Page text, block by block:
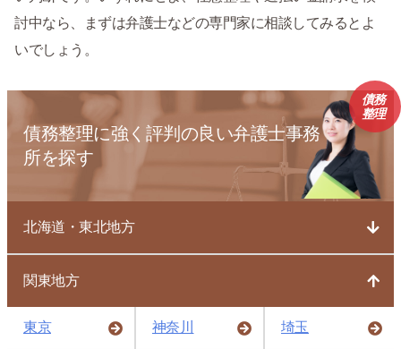
討中なら、まずは弁護士などの専門家に相談してみるとよ
いでしょう。
債務整理に強く評判の良い弁護士事務
所を探す
債務
整理
北海道・東北地方
関東地方
東京 神奈川 埼玉